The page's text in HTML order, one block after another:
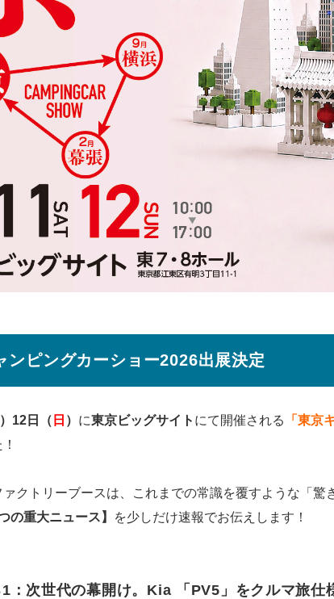
ンピングカーショー2026出展決定
）12日（ 日 ） に東京ビッグサイト にて開催される
「東京
クトリーブースは、これまでの常識を覆すような「
の重大ニュース】 を少しだけ速報でお伝えします！
：次世代の幕開け。Kia 「PV5」をクルマ旅仕